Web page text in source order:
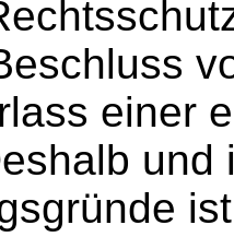
einer
und